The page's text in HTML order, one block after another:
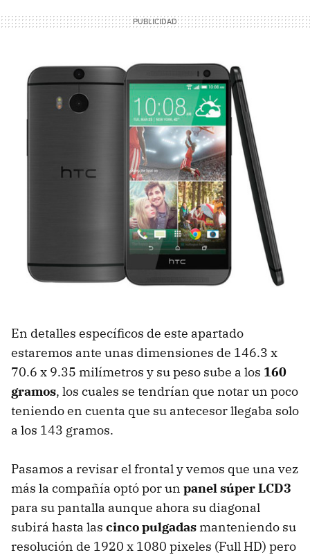
En detalles específicos de este apartado
estaremos ante unas dimensiones de 146.3 x
70.6 x 9.35 milímetros y su peso sube a los 160
gramos, los cuales se tendrían que notar un poco
teniendo en cuenta que su antecesor llegaba solo
a los 143 gramos.
Pasamos a revisar el frontal y vemos que una vez
más la compañía optó por un panel súper LCD3
para su pantalla aunque ahora su diagonal
subirá hasta las cinco pulgadas manteniendo su
resolución de 1920 x 1080 pixeles (Full HD) pero